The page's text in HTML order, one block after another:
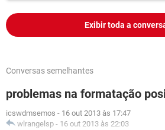
Exibir toda a
Conversas semelhantes
problemas na formatação
icswdmsemos - 16 out 2013 às 17:47
wlrangelsp - 16 out 2013 às 22:03